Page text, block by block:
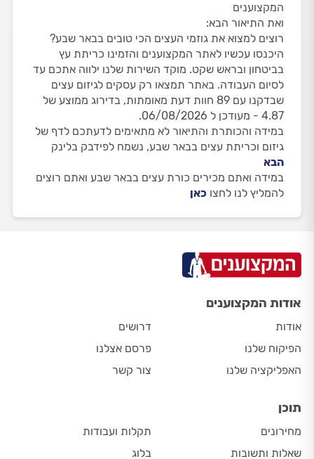
המקצוענים
ואת התיאור הבא:
רוצים למצוא את גוזמי העצים הכי טובים בבאר שבע?
היכנסו עכשיו לאתר המקצוענים והזמינו כריתת עץ
בביטחון ובראש שקט. מוקד השירות שלנו ילווה אתכם עד
לסיום העבודה. באתר תמצאו רק עסקים לגיזום עצים
שבדקנו עם 89 חוות דעת מאומתות, בדירוג ממוצע של
4.87 - מעודכן ל 06/08/2026.
במידה והכותרת והתיאור לא מתאימים לדעתכם לדף של
גיזום וכריתת עצים בבאר שבע, נשמח לפידבק בלינק
הבא
במידה ואתם מכירים כורת עצים בבאר שבע ואתם רוצים
להמליץ לנו לחצו כאן
אודות המקצוענים
אודות
הפיקוח שלנו
האפליקציה שלנו
דרושים
פרסם אצלנו
צור קשר
תוכן
מחירונים
שאלות ותשובות
תקלות ועבודות
בלוג